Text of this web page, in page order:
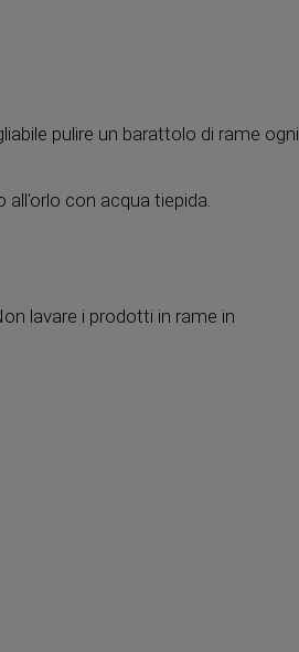
pulire un barattolo di rame ogni
con acqua tiepida.
lavare i prodotti in rame in